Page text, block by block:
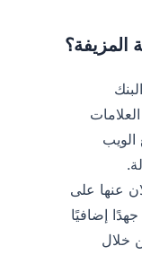
المزيفة؟
الويب
عنها على
إضافيًا
خلال